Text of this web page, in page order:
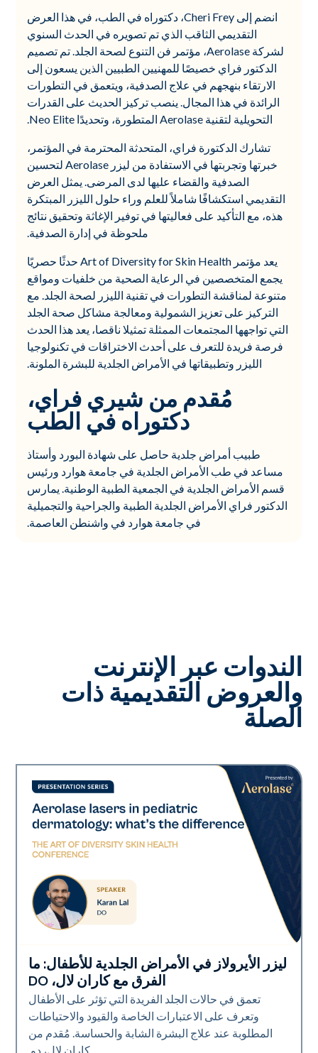
انضم إلى Cheri Frey، دكتوراه في الطب، في هذا العرض
التقديمي الثاقب الذي تم تصويره في الحدث السنوي
لشركة Aerolase، مؤتمر فن التنوع لصحة الجلد. تم تصميم
الدكتور فراي خصيصًا للمهنيين الطبيين الذين يسعون إلى
الارتقاء بنهجهم في علاج الصدفية، ويتعمق في التطورات
الرائدة في هذا المجال. ينصب تركيز الحديث على القدرات
التحويلية لتقنية Aerolase المتطورة، وتحديدًا Neo Elite.
تشارك الدكتورة فراي، المتحدثة المحترمة في المؤتمر،
خبرتها وتجربتها في الاستفادة من ليزر Aerolase لتحسين
الصدفية والقضاء عليها لدى المرضى. يمثل العرض
التقديمي استكشافًا شاملاً للعلم وراء حلول الليزر المبتكرة
هذه، مع التأكيد على فعاليتها في توفير الإغاثة وتحقيق نتائج
ملحوظة في إدارة الصدفية.
يعد مؤتمر Art of Diversity for Skin Health حدثًا حصريًا
يجمع المتخصصين في الرعاية الصحية من خلفيات ومواقع
متنوعة لمناقشة التطورات في تقنية الليزر لصحة الجلد. مع
التركيز على تعزيز الشمولية ومعالجة مشاكل صحة الجلد
التي تواجهها المجتمعات الممثلة تمثيلا ناقصا، يعد هذا الحدث
فرصة فريدة للتعرف على أحدث الاختراقات في تكنولوجيا
الليزر وتطبيقاتها في الأمراض الجلدية للبشرة الملونة.
مُقدم من شيري فراي،
دكتوراه في الطب
طبيب أمراض جلدية حاصل على شهادة البورد وأستاذ
مساعد في طب الأمراض الجلدية في جامعة هوارد ورئيس
قسم الأمراض الجلدية في الجمعية الطبية الوطنية. يمارس
الدكتور فراي الأمراض الجلدية الطبية والجراحية والتجميلية
في جامعة هوارد في واشنطن العاصمة.
الندوات عبر الإنترنت
والعروض التقديمية ذات
الصلة
Art of Diversity
ليزر الأيرولاز في الأمراض الجلدية للأطفال: ما
الفرق مع كاران لال، DO
تعمق في حالات الجلد الفريدة التي تؤثر على الأطفال
وتعرف على الاعتبارات الخاصة والقيود والاحتياطات
المطلوبة عند علاج البشرة الشابة والحساسة. مُقدم من
كاران لال، دو.